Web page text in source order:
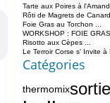
Tarte aux Poires à
Rôti de Magrets de Canard
Foie Gras au Torchon ...
WORKSHOP : FOIE
Risotto aux Cèpes ...
Le Terroir Corse s' Invite à
Catégories
thermomixsortie